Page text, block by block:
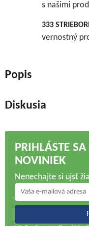
s našimi
333
vernostný
Popis
Diskusia
PRIHLÁSTE
NOVINIEK
Nenechajte si ujsť